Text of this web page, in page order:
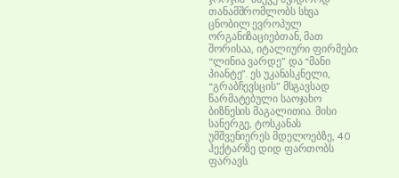
თანამშრომლობს სხვა
ცნობილ ევროპულ
ორგანიზაციებთან, მათ
შორისაა, იტალიური ფირმები:
“ლინია ვარდე” და “მანი
პიანტე”. ეს უკანასკნელი,
“გრაბჩევსცის” მსგავსად
წარმატებული საოჯახო
ბიზნესის მაგალითია. მისი
სანერგე, ტოსკანას
უმშვენიერეს მდელოებზე, 40
ჰექტარზე დიდ ფართობს
ფარავს.